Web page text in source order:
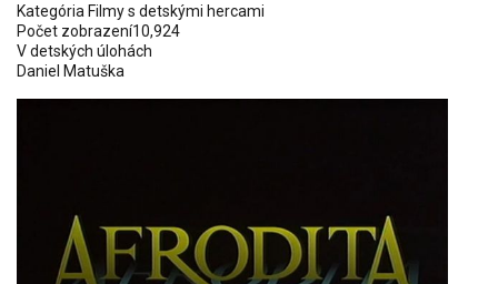
Kategória Filmy s detskými hercami
Počet zobrazení10,924
V detských úlohách
Daniel Matuška